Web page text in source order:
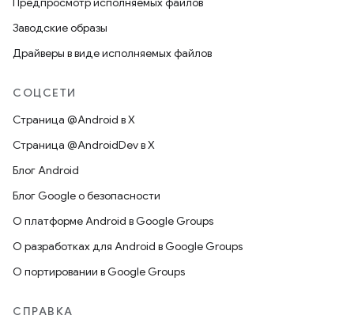
Заводские образы
Драйверы в виде исполняемых файлов
СОЦСЕТИ
Страница @Android в X
Страница @AndroidDev в X
Блог Android
Блог Google о безопасности
О платформе Android в Google Groups
О разработках для Android в Google Groups
О портировании в Google Groups
СПРАВКА